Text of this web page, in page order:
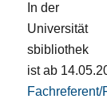
In der
Universität
sbibliothek
ist ab